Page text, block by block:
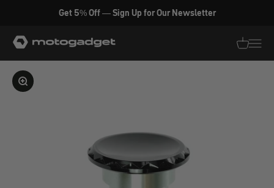
Zum Inhalt springen
Get 5% Off — Sign Up for Our Newsletter
motogadget GmbH
Bild vergrößern